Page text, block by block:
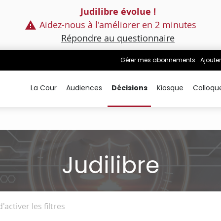
Judilibre évolue !
Aidez-nous à l'améliorer en 2 minutes
Répondre au questionnaire
Gérer mes abonnements
La Cour Audiences Décisions Kiosque
Judilibre